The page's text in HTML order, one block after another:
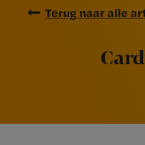
Terug naar alle